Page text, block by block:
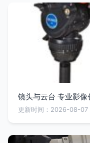
镜头与云台 专业影
更新时间：2026-08-07